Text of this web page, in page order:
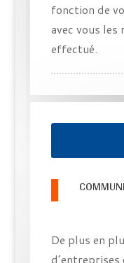
fonction de
avec vous
effectué.
De plus en
d’entreprises